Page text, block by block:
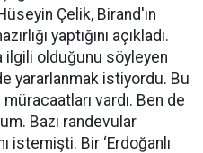
Çelik, Birand'ın
yaptığını açıkladı.
ilgili olduğunu söyleyen
yararlanmak istiyordu. Bu
vardı. Ben de
Bazı randevular
istemişti. Bir ‘Erdoğanlı